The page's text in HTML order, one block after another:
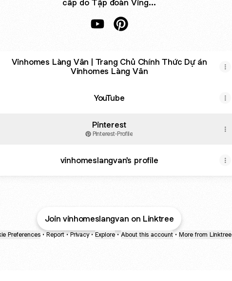
cấp do Tập đoàn Ving...
Vinhomes Làng Vân | Trang Chủ Chính Thức Dự án
Vinhomes Làng Vân
YouTube
Pinterest
Pinterest·Profile
vinhomeslangvan's profile
Join vinhomeslangvan on Linktree
Preferences • Report • Privacy • Explore • About this account • More from Linktree